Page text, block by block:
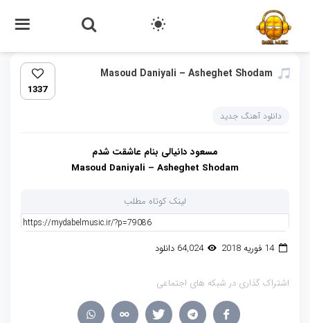
Masoud Daniyali – Asheghet Shodam
1337
دانلود آهنگ جدید
مسعود دانیالی بنام عاشقت شدم
Masoud Daniyali – Asheghet Shodam
لینک کوتاه مطلب
14 فوریه 2018 64,024 دانلود
اشتراک گذاری در شبکه های اجتماعی